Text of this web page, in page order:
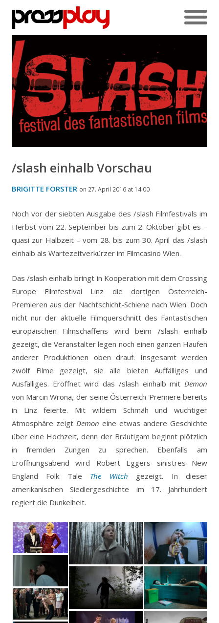
/slash einhalb Vorschau
BRIGITTE FORSTER on 27. April 2016 at 14:00
Noch vor der siebten Ausgabe des /slash Filmfestivals im
Herbst vom 22. September bis zum 2. Oktober gibt es –
quasi zur Halbzeit – vom 28. bis zum 30. April das /slash
einhalb als Wartezeitverkürzer im Filmcasino Wien.
Das /slash einhalb bringt in Kooperation mit dem Crossing
Europe Filmfestival Linz die dortigen Österreich-
Premieren aus der Nachtschicht-Schiene nach Wien. Doch
nicht nur der aktuelle Filmquerschnitt des Fantastischen
europäischen Filmschaffens wird beim /slash einhalb
gezeigt, die Veranstalter legen noch einen ganzen Haufen
anderer Produktionen oben drauf. Insgesamt werden
zwölf Filme gezeigt, sie alle bieten Auffälliges und
Ausfälliges. Eröffnet wird das /slash einhalb mit Demon
von Marcin Wrona, der seine Österreich-Premiere bereits
in Linz feierte. Mit wildem Schmäh und wuchtiger
Atmosphäre zeigt Demon eine etwas andere Geschichte
über eine Hochzeit, denn der Bräutigam beginnt plötzlich
in fremden Zungen zu sprechen. Ebenfalls am
Eröffnungsabend wird Robert Eggers sinistres New
England Folk Tale The Witch gezeigt. In dieser
amerikanischen Siedlergeschichte im 17. Jahrhundert
regiert die Dunkelheit.